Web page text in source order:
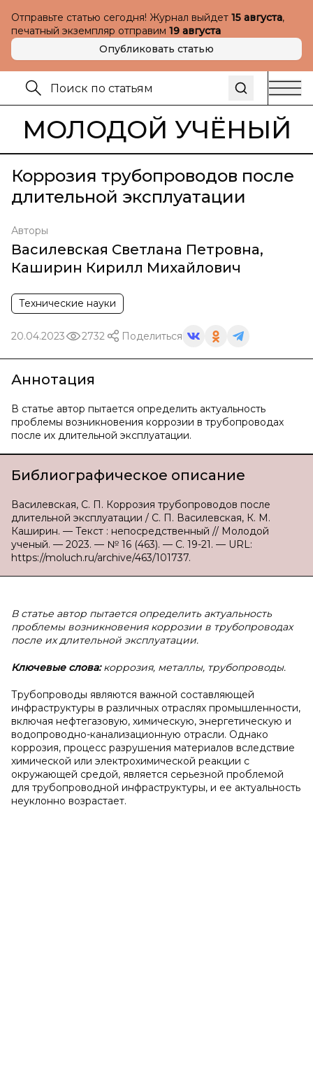
Отправьте статью сегодня! Журнал выйдет 15 августа,
печатный экземпляр отправим 19 августа
Опубликовать статью
МОЛОДОЙ УЧЁНЫЙ
Коррозия трубопроводов после
длительной эксплуатации
Авторы
Василевская Светлана Петровна,
Каширин Кирилл Михайлович
Технические науки
20.04.2023 2732 Поделиться
Аннотация
В статье автор пытается определить актуальность
проблемы возникновения коррозии в трубопроводах
после их длительной эксплуатации.
Библиографическое описание
Василевская, С. П. Коррозия трубопроводов после
длительной эксплуатации / С. П. Василевская, К. М.
Каширин. — Текст : непосредственный // Молодой
ученый. — 2023. — № 16 (463). — С. 19-21. — URL:
https://moluch.ru/archive/463/101737.
В статье автор пытается определить актуальность
проблемы возникновения коррозии в трубопроводах
после их длительной эксплуатации.
Ключевые слова:коррозия, металлы, трубопроводы.
Трубопроводы являются важной составляющей
инфраструктуры в различных отраслях промышленности,
включая нефтегазовую, химическую, энергетическую и
водопроводно-канализационную отрасли. Однако
коррозия, процесс разрушения материалов вследствие
химической или электрохимической реакции с
окружающей средой, является серьезной проблемой
для трубопроводной инфраструктуры, и ее актуальность
неуклонно возрастает.